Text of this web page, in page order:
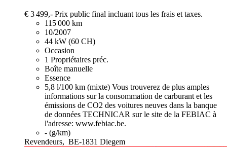
€ 3 499,- Prix public final incluant tous les frais et taxes.
115 000 km
10/2007
44 kW (60 CH)
Occasion
1 Propriétaires préc.
Boîte manuelle
Essence
5,8 l/100 km (mixte) Vous trouverez de plus amples
informations sur la consommation de carburant et les
émissions de CO2 des voitures neuves dans la banque
de données TECHNICAR sur le site de la FEBIAC à
l'adresse: www.febiac.be.
- (g/km)
Revendeurs, BE-1831 Diegem